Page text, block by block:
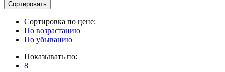
Сортировать
Сортировка по цене:
По возрастанию
По убыванию
Показывать по:
8